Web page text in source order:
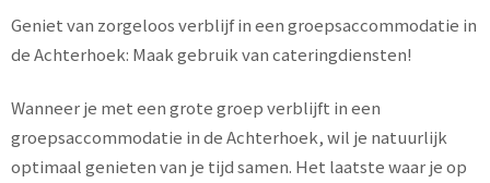
Geniet van zorgeloos verblijf in een groepsaccommodatie in
de Achterhoek: Maak gebruik van cateringdiensten!
Wanneer je met een grote groep verblijft in een
groepsaccommodatie in de Achterhoek, wil je natuurlijk
optimaal genieten van je tijd samen. Het laatste waar je op